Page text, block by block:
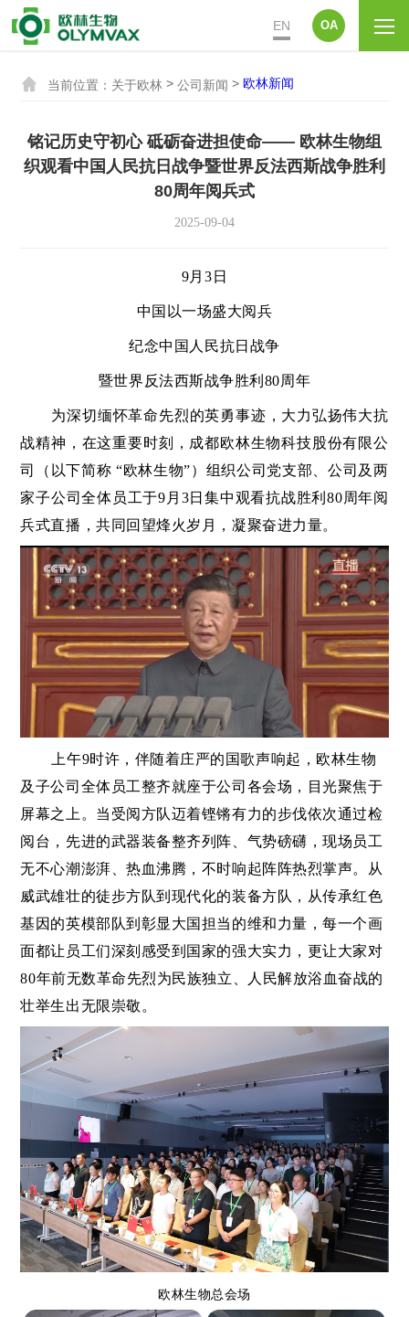
EN OA
 当前位置： 关于欧林 >公司新闻 > 欧林新闻
铭记历史守初心 砥砺奋进担使命—— 欧林生物组
织观看中国人民抗日战争暨世界反法西斯战争胜利
80周年阅兵式
2025-09-04
9月 3 日
中国以一场盛大阅兵
纪念中国人民抗日战争
暨世界反法西斯战争胜利 80周年
为深切缅怀革命先烈的英勇事迹，大力弘扬伟大抗
战精神，在这重要时刻，成都欧林生物科技股份有限公
司（以下简称 “欧林生物”）组织公司党支部、公司及两
家子公司全体员工于9 月 3日集中观看抗战胜利80周年阅
兵式直播，共同回望烽火岁月，凝聚奋进力量。
上午9时许，伴随着庄严的国歌声响起，欧林生物
及子公司全体员工整齐就座于公司各会场，目光聚焦于
屏幕之上。当受阅方队迈着铿锵有力的步伐依次通过检
阅台，先进的武器装备整齐列阵、气势磅礴，现场员工
无不心潮澎湃、热血沸腾，不时响起阵阵热烈掌声。从
威武雄壮的徒步方队到现代化的装备方队，从传承红色
基因的英模部队到彰显大国担当的维和力量，每一个画
面都让员工们深刻感受到国家的强大实力，更让大家对
80年前无数革命先烈为民族独立、人民解放浴血奋战的
壮举生出无限崇敬。
欧林生物总会场